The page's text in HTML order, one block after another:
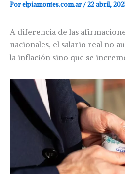
Porelpiamontes.com.ar/22 abril,
A diferencia de las
nacionales, el salario real no
la inflación sino que se